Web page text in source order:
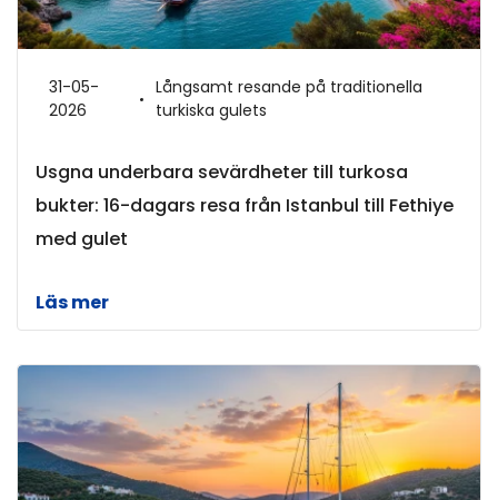
31-05-
2026
Långsamt resande på traditionella
turkiska gulets
Usgna underbara sevärdheter till turkosa
bukter: 16-dagars resa från Istanbul till Fethiye
med gulet
Läs mer